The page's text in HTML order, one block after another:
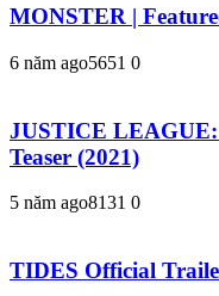
MONSTER |
6 năm ago5651 0
JUSTICE
Teaser (2021)
5 năm ago8131 0
TIDES Official